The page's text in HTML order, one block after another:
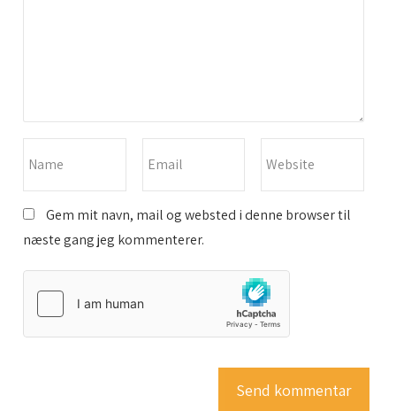
Gem mit navn, mail og websted i denne browser til
næste gang jeg kommenterer.